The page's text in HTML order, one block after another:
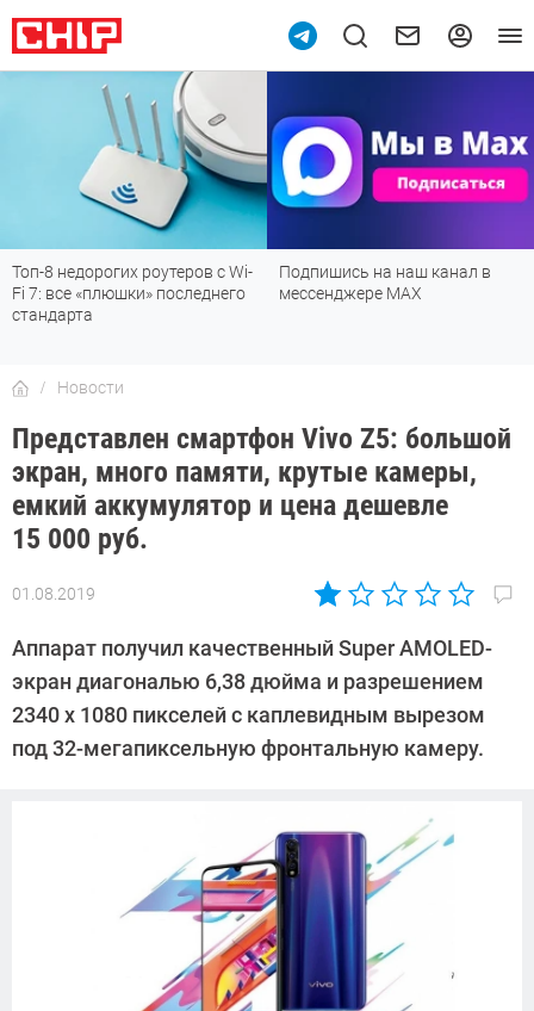
Топ-8 недорогих роутеров с Wi-
Fi 7: все «плюшки» последнего
стандарта
Подпишись на наш канал в
мессенджере МАХ
Новости
Представлен смартфон Vivo Z5: большой
экран, много памяти, крутые камеры,
емкий аккумулятор и цена дешевле
15 000 руб.
01.08.2019
Автор:
Кошик
Аппарат получил качественный Super AMOLED-
экран диагональю 6,38 дюйма и разрешением
2340 х 1080 пикселей с каплевидным вырезом
под 32-мегапиксельную фронтальную камеру.